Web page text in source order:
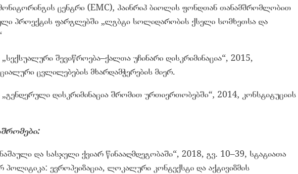
ცენტრი (EMC), ჰაინრიჰ ბიოლის ფონდთან თანამშრომლობით
პროექტის ფარგლებში „ლგბტი სოლიდარობის ქსელი სომხეთსა და
შევიწროება–ქალთა უჩინარი დისკრიმინაცია“, 2015,
ცვლილებების მხარდამჭერების მიერ.
დისკრიმინაცია შრომით ურთიერთობებში“, 2014, კონსტიტუციის
და სასჯელი ქვიარ წინააღმდეგობაში“, 2018, გვ. 10–39, სტატიათა
პოლიტიკა: ევროპეიზაცია, ლოკალური კონტექსტი და აქტივიზმის